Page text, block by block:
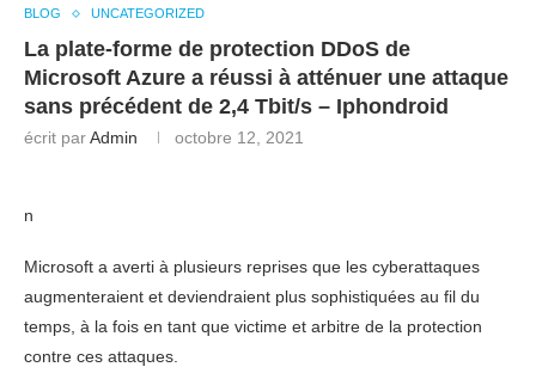
BLOG UNCATEGORIZED
La plate-forme de protection DDoS de
Microsoft Azure a réussi à atténuer une attaque
sans précédent de 2,4 Tbit/s – Iphondroid
écrit parAdmin octobre 12, 2021
n
Microsoft a averti à plusieurs reprises que les cyberattaques
augmenteraient et deviendraient plus sophistiquées au fil du
temps, à la fois en tant que victime et arbitre de la protection
contre ces attaques.